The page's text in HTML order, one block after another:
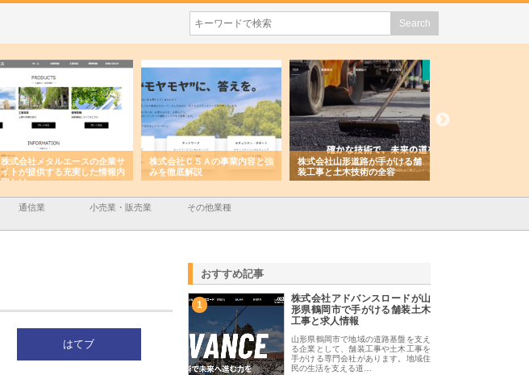
株式会社メタルエースの企業サ
イトが提供する充実した情報内
容とは
株式会社ＣＳＡの事業内容と強
みを徹底解説
株式会社山形道路が手がける舗
装工事と土木技術の全容
通信業 小売業・販売業 その他業種
はてブ
おすすめ記事
1
株式会社アドバンスロードが山
形県鶴岡市で手がける舗装土木
工事と求人情報
山形県鶴岡市で地域の道路基盤を支え
る企業として、舗装工事や土木工事を
手がける専門会社があります。地域住
民の生活を支える道…